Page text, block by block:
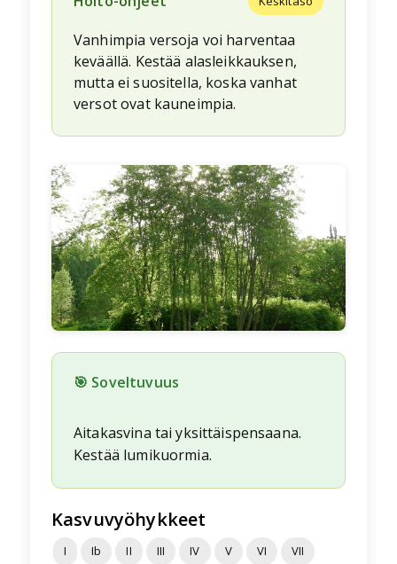
Vanhimpia versoja voi harventaa
keväällä. Kestää alasleikkauksen,
mutta ei suositella, koska vanhat
versot ovat kauneimpia.
🌱
🎯 Soveltuvuus
Aitakasvina tai yksittäispensaana.
Kestää lumikuormia.
Kasvuvyöhykkeet
I Ib II III IV V VI VII